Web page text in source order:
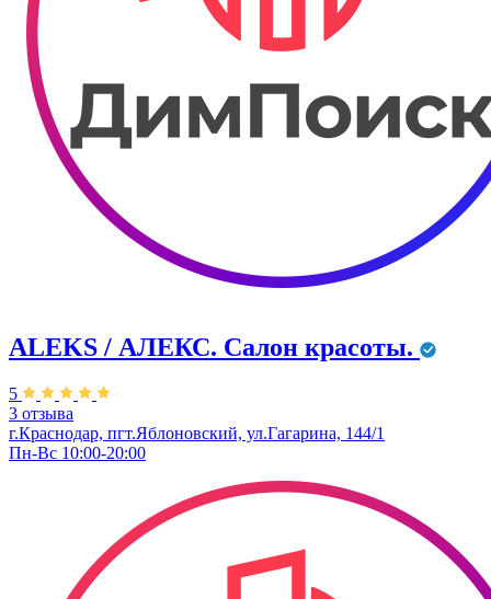
ALEKS / АЛЕКС. Салон красоты.
5
3 отзыва
г.Краснодар, пгт.Яблоновский, ул.Гагарина, 144/1
Пн-Вс 10:00-20:00